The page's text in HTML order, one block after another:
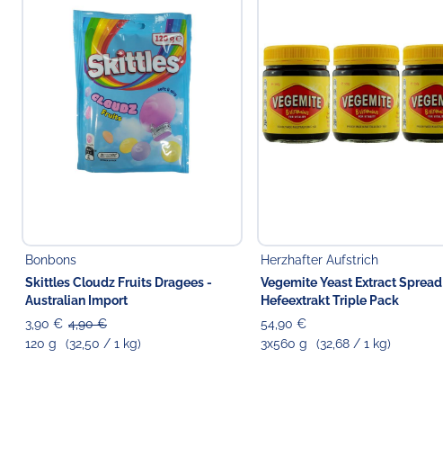
Bonbons
Skittles Cloudz Fruits Dragees -
Australian Import
3,90 € 4,90 €
120 g
(32,50 / 1 kg)
Herzhafter Aufstrich
Vegemite Yeast Extract Spread
Hefeextrakt Triple Pack
54,90 €
3x560 g
(32,68 / 1 kg)